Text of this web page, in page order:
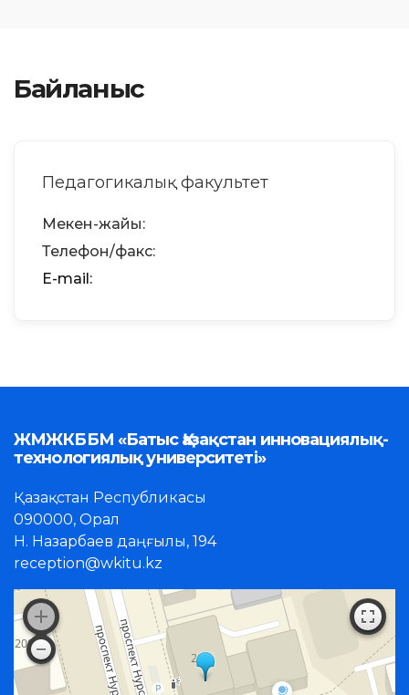
Байланыс
Педагогикалық факультет
Мекен-жайы:
Телефон/факс:
Е-mail:
ЖМЖКББМ «Батыс Қазақстан инновациялық-
технологиялық университеті»
Қазақстан Республикасы
090000, Орал
Н. Назарбаев даңғылы, 194
reception@wkitu.kz